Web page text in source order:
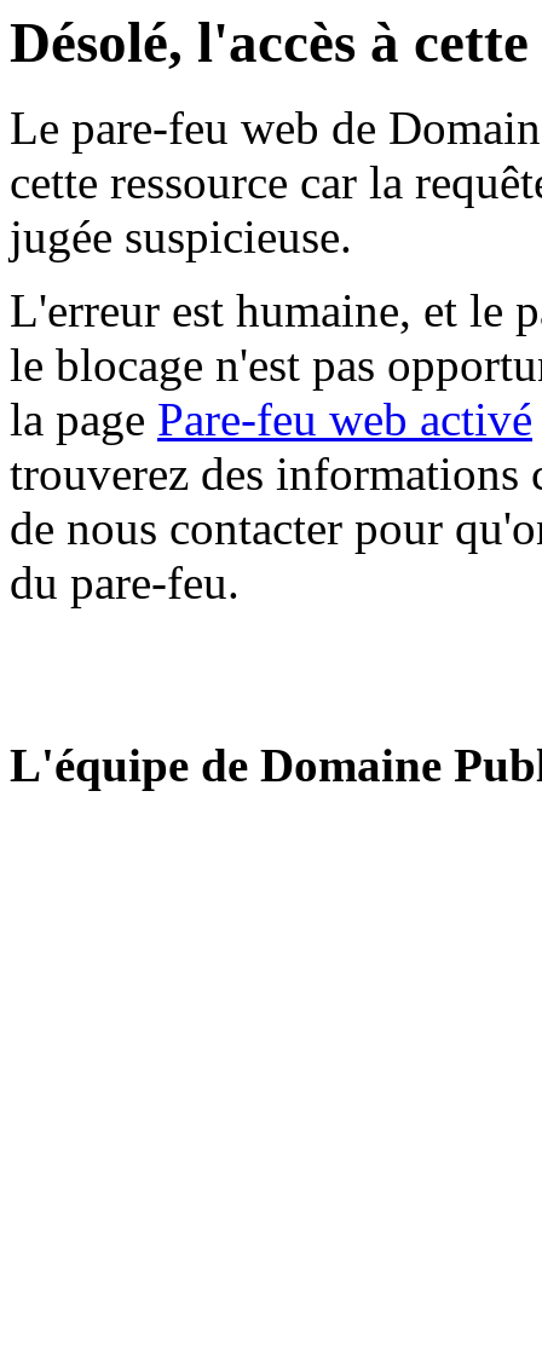
Désolé, l'accès à
Le pare-feu web de
cette ressource car la
jugée suspicieuse.
L'erreur est humaine, et le
le blocage n'est pas
la page Pare-feu web activé
trouverez des informations
de nous contacter pour
du pare-feu.
L'équipe de Domaine